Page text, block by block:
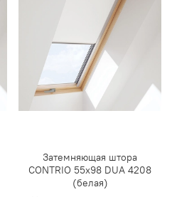
Затемняющая штора
CONTRIO 55х98 DUA 4208
(белая)